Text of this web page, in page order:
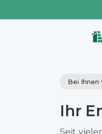
Bei Ihnen
Ihr
Seit